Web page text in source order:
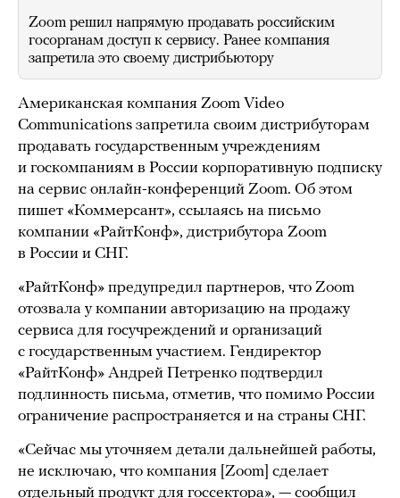
Zoom решил напрямую продавать российским
госорганам доступ к сервису. Ранее компания
запретила это своему дистрибьютору
Американская компания Zoom Video
Communications запретила своим дистрибуторам
продавать государственным учреждениям
и госкомпаниям в России корпоративную подписку
на сервис онлайн-конференций Zoom. Об этом
пишет «Коммерсант», ссылаясь на письмо
компании «РайтКонф», дистрибутора Zoom
в России и СНГ.
«РайтКонф» предупредил партнеров, что Zoom
отозвала у компании авторизацию на продажу
сервиса для госучреждений и организаций
с государственным участием. Гендиректор
«РайтКонф» Андрей Петренко подтвердил
подлинность письма, отметив, что помимо России
ограничение распространяется и на страны СНГ.
«Сейчас мы уточняем детали дальнейшей работы,
не исключаю, что компания [Zoom] сделает
отдельный продукт для госсектора», — сообщил